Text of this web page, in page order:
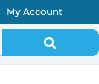
My Account
Αναζήτηση για: